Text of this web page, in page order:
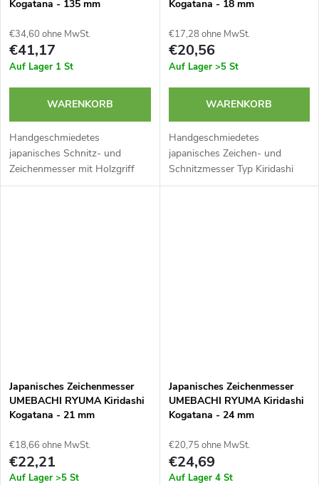
Kogatana - 135 mm
€34,60 ohne MwSt.
€41,17
Auf Lager 1 St
WARENKORB
Handgeschmiedetes
japanisches Schnitz- und
Zeichenmesser mit Holzgriff
Typ Yokote Kogatana der Marke
Kogatana - 18 mm
€17,28 ohne MwSt.
€20,56
Auf Lager >5 St
WARENKORB
Handgeschmiedetes
japanisches Zeichen- und
Schnitzmesser Typ Kiridashi
Kogatana der Marke
Japanisches Zeichenmesser
UMEBACHI RYUMA Kiridashi
Kogatana - 21 mm
€18,66 ohne MwSt.
€22,21
Auf Lager >5 St
Japanisches Zeichenmesser
UMEBACHI RYUMA Kiridashi
Kogatana - 24 mm
€20,75 ohne MwSt.
€24,69
Auf Lager 4 St